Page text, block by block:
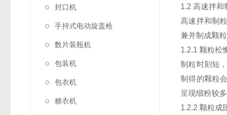
封口机
手持式电动旋盖枪
数片装瓶机
包装机
包衣机
糖衣机
1.2 高速拌和
高速拌和制
兼并制成颗
1.2.1 颗粒松
制粒时刻短
制得的颗粒
呈现细粉较
1.2.2 颗粒成